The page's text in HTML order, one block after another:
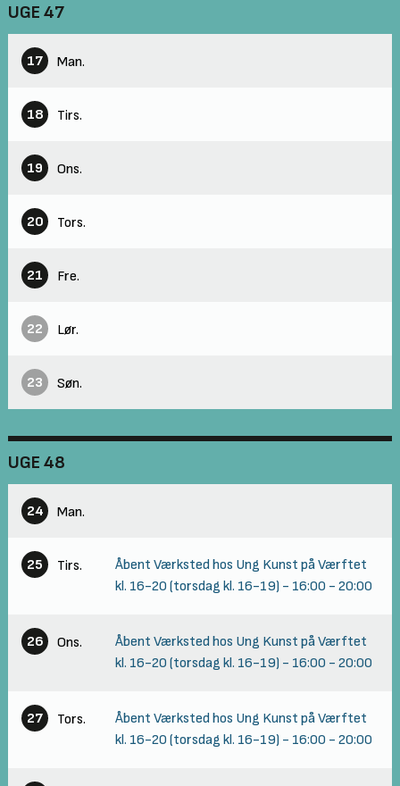
UGE 47
17 Man.
18 Tirs.
19 Ons.
20 Tors.
21 Fre.
22 Lør.
23 Søn.
UGE 48
24 Man.
25 Tirs.
Åbent Værksted hos Ung Kunst på Værftet
kl. 16-20 (torsdag kl. 16-19) - 16:00 - 20:00
26 Ons.
Åbent Værksted hos Ung Kunst på Værftet
kl. 16-20 (torsdag kl. 16-19) - 16:00 - 20:00
27 Tors.
Åbent Værksted hos Ung Kunst på Værftet
kl. 16-20 (torsdag kl. 16-19) - 16:00 - 20:00